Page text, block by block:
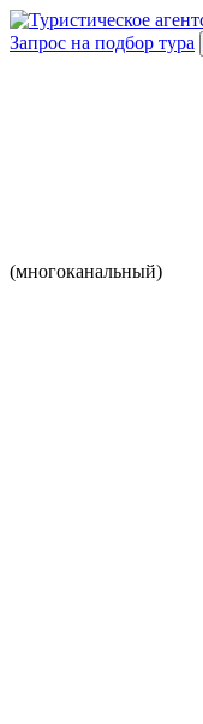
Запрос на подбор тура
(многоканальный)